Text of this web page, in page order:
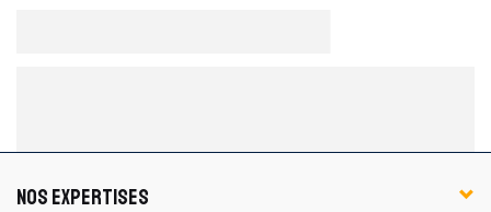
NOS EXPERTISES